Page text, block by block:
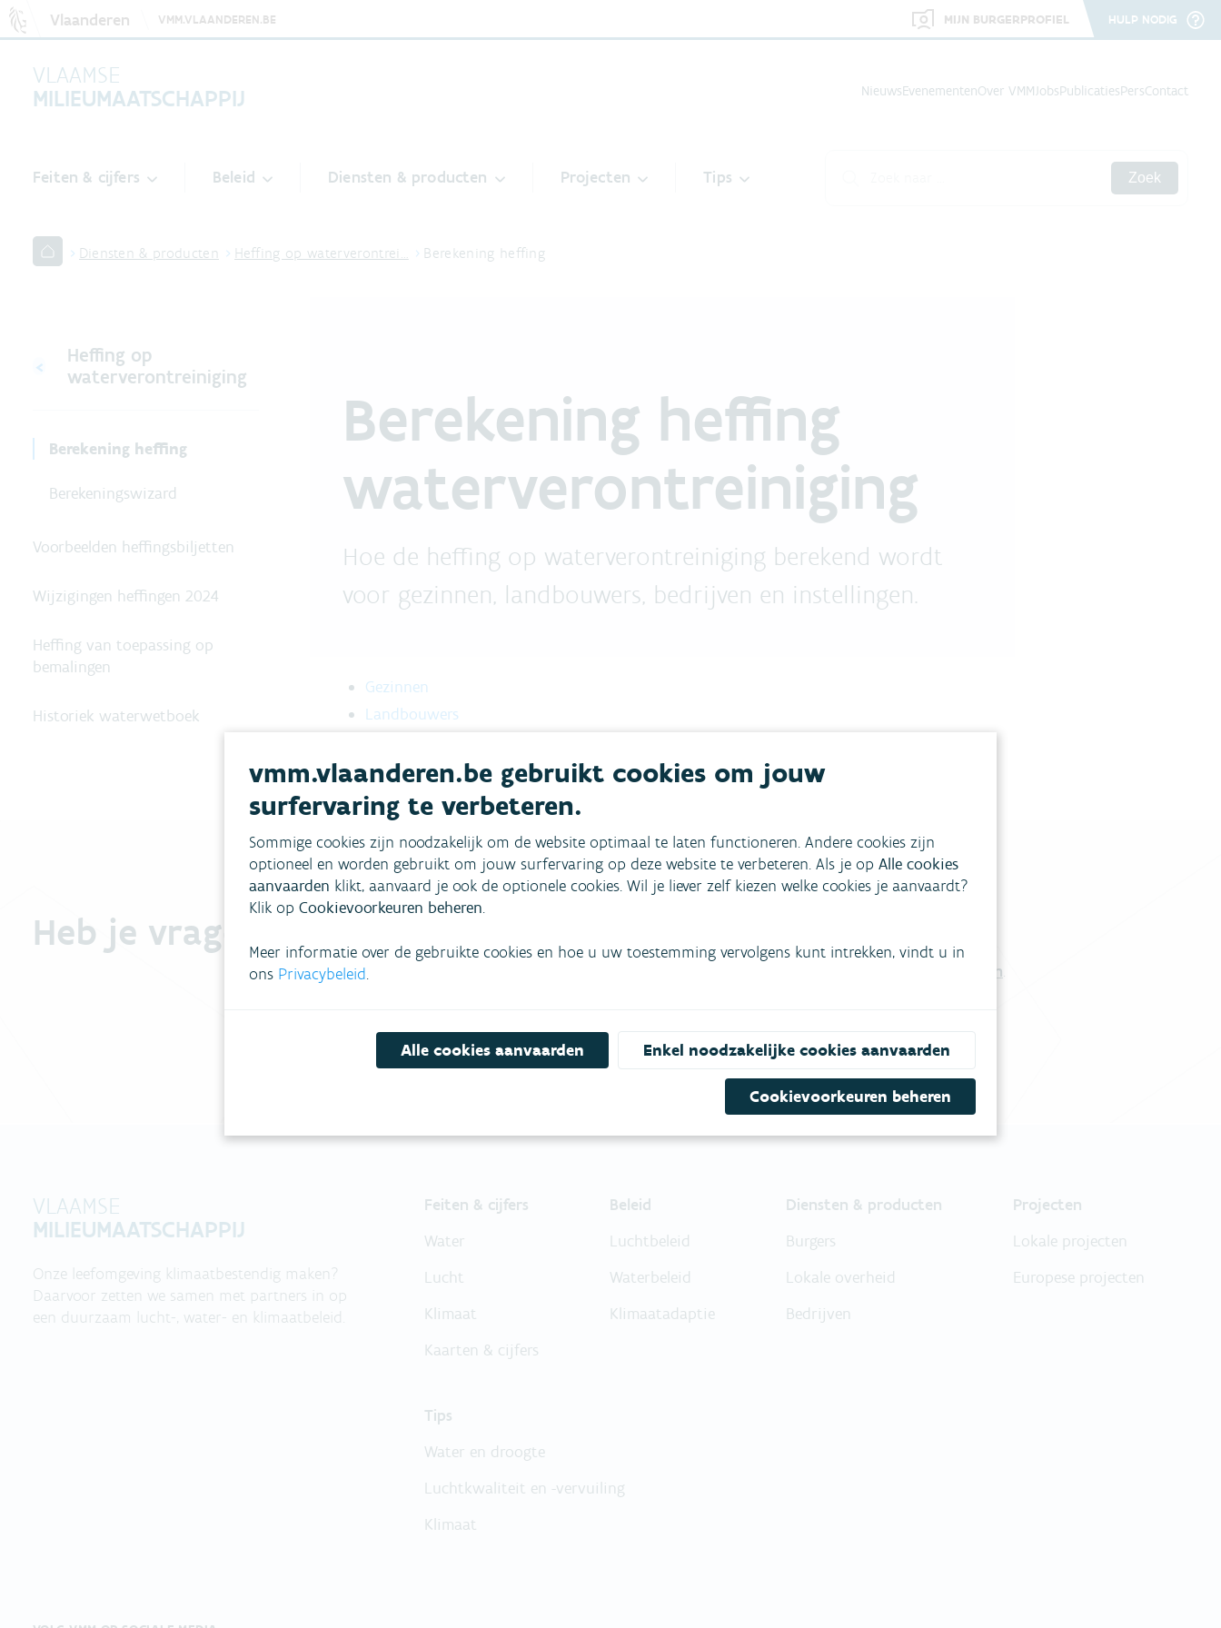
Vlaanderen VMM.VLAANDEREN.BE MIJN BURGERPROFIEL HULP NODIG
VLAAMSE
MILIEUMAATSCHAPPIJ
NieuwsEvenementenOver VMMJobsPublicatiesPersContact
Feiten & cijfers Beleid Diensten & producten Projecten Tips Zoek
Diensten & producten Heffing op waterverontrei… Berekening heffing
Heffing op
waterverontreiniging
Berekening heffing
Berekeningswizard
Voorbeelden heffingsbiljetten
Wijzigingen heffingen 2024
Heffing van toepassing op
bemalingen
Historiek waterwetboek
Berekening heffing
waterverontreiniging
Hoe de heffing op waterverontreiniging berekend wordt
voor gezinnen, landbouwers, bedrijven en instellingen.
Gezinnen
Landbouwers
Heb je vragen?
Vul ons contactformulier in.
VLAAMSE
MILIEUMAATSCHAPPIJ
Onze leefomgeving klimaatbestendig maken?
Daarvoor zetten we samen met partners in op
een duurzaam lucht-, water- en klimaatbeleid.
Feiten & cijfers
Water
Lucht
Klimaat
Kaarten & cijfers
Beleid
Luchtbeleid
Waterbeleid
Klimaatadaptie
Diensten & producten
Burgers
Lokale overheid
Bedrijven
Projecten
Lokale projecten
Europese projecten
Tips
Water en droogte
Luchtkwaliteit en -vervuiling
Klimaat
vmm.vlaanderen.be gebruikt cookies om jouw
surfervaring te verbeteren.
Sommige cookies zijn noodzakelijk om de website optimaal te laten functioneren. Andere cookies zijn
optioneel en worden gebruikt om jouw surfervaring op deze website te verbeteren. Als je op Alle cookies
aanvaarden klikt, aanvaard je ook de optionele cookies. Wil je liever zelf kiezen welke cookies je aanvaardt?
Klik op Cookievoorkeuren beheren.
Meer informatie over de gebruikte cookies en hoe u uw toestemming vervolgens kunt intrekken, vindt u in
ons Privacybeleid.
Alle cookies aanvaarden Enkel noodzakelijke cookies aanvaarden
Cookievoorkeuren beheren